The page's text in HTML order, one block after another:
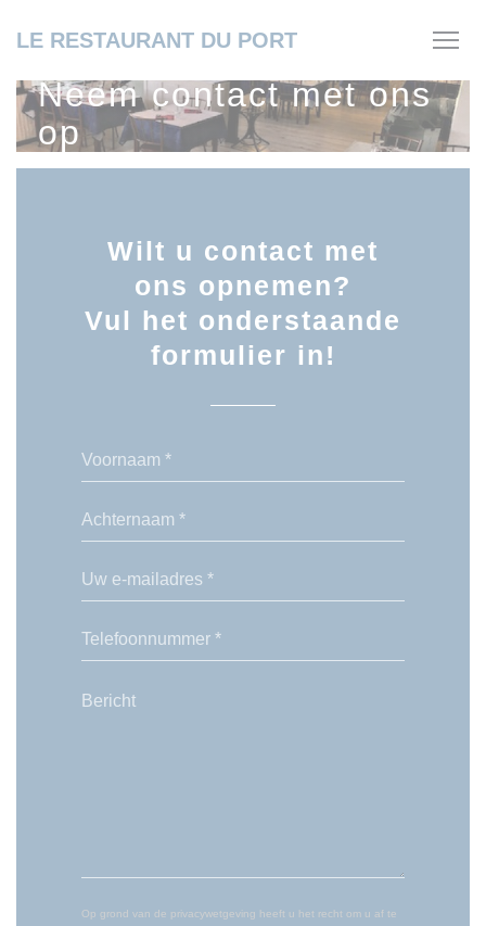
LE RESTAURANT DU PORT
Neem contact met ons
op
Wilt u contact met
ons opnemen?
Vul het onderstaande
formulier in!
Op grond van de privacywetgeving heeft u het recht om u af te